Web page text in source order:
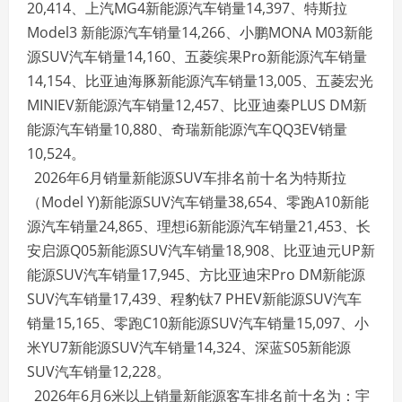
20,414、上汽MG4新能源汽车销量14,397、特斯拉
Model3 新能源汽车销量14,266、小鹏MONA M03新能
源SUV汽车销量14,160、五菱缤果Pro新能源汽车销量
14,154、比亚迪海豚新能源汽车销量13,005、五菱宏光
MINIEV新能源汽车销量12,457、比亚迪秦PLUS DM新
能源汽车销量10,880、奇瑞新能源汽车QQ3EV销量
10,524。
2026年6月销量新能源SUV车排名前十名为特斯拉
（Model Y)新能源SUV汽车销量38,654、零跑A10新能
源汽车销量24,865、理想i6新能源汽车销量21,453、长
安启源Q05新能源SUV汽车销量18,908、比亚迪元UP新
能源SUV汽车销量17,945、方比亚迪宋Pro DM新能源
SUV汽车销量17,439、程豹钛7 PHEV新能源SUV汽车
销量15,165、零跑C10新能源SUV汽车销量15,097、小
米YU7新能源SUV汽车销量14,324、深蓝S05新能源
SUV汽车销量12,228。
2026年6月6米以上销量新能源客车排名前十名为：宇